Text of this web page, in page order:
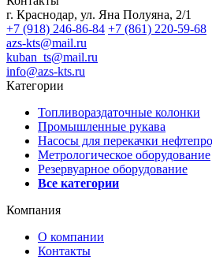
г. Краснодар, ул. Яна Полуяна, 2/1
+7 (918) 246-86-84 +7 (861) 220-59-68
azs-kts@mail.ru
kuban_ts@mail.ru
info@azs-kts.ru
Категории
Топливораздаточные колонки
Промышленные рукава
Насосы для перекачки
Метрологическое оборудование
Резервуарное оборудование
Все категории
Компания
О компании
Контакты